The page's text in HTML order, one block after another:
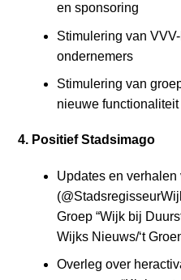
en sponsoring
Stimulering van
ondernemers
Stimulering van
nieuwe
4. Positief Stadsimago
Updates en verhalen
Groep “Wijk bij
Wijks Nieuws/‘t
Overleg over